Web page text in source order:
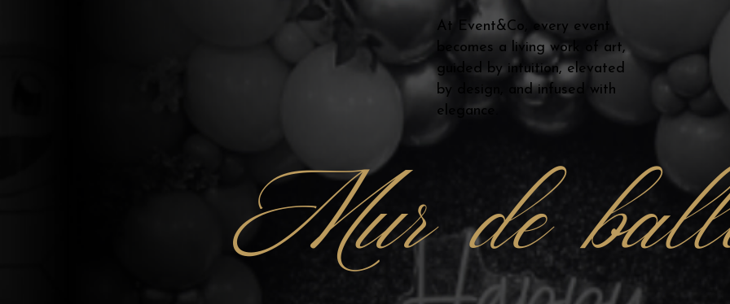
At Event&Co, every event
becomes a living work of art,
guided by intuition, elevated
by design, and infused with
elegance.
Mur de